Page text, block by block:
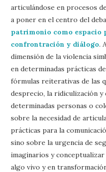
articulándose en procesos
a poner en el centro del
patrimonio como espacio
confrontración y diálogo.
dimensión de la violencia
en determinadas prácticas
fórmulas reiterativas de las
desprecio, la ridiculización y
determinadas personas o
sobre la necesidad de
prácticas para la
sino sobre la urgencia de
imaginarios y
algo vivo y en